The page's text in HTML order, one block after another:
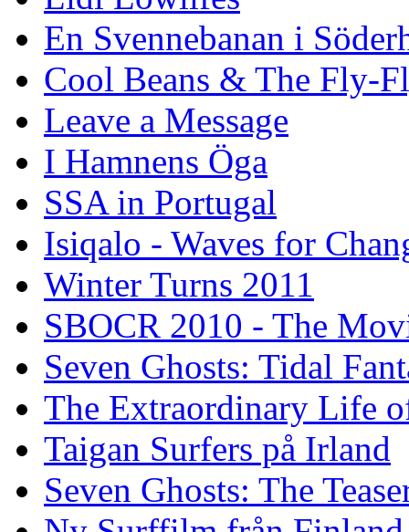
En Svennebanan i
Cool Beans & The Fly-
Leave a Message
I Hamnens Öga
SSA in Portugal
Isiqalo - Waves for
Winter Turns 2011
SBOCR 2010 - The
Seven Ghosts: Tidal
The Extraordinary Life
Taigan Surfers på Irland
Seven Ghosts: The